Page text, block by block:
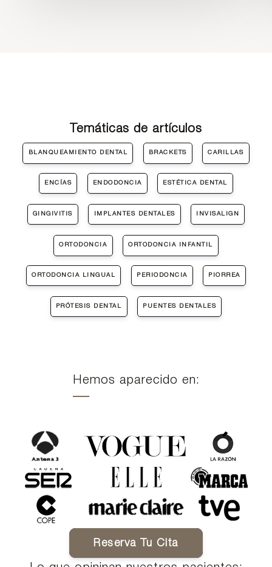
Temáticas de artículos
BLANQUEAMIENTO DENTAL BRACKETS CARILLAS
ENCÍAS ENDODONCIA ESTÉTICA DENTAL
GINGIVITIS IMPLANTES DENTALES INVISALIGN
ORTODONCIA ORTODONCIA INFANTIL
ORTODONCIA LINGUAL PERIODONCIA PIORREA
PRÓTESIS DENTAL PUENTES DENTALES
Hemos aparecido en:
Reserva Tu Cita